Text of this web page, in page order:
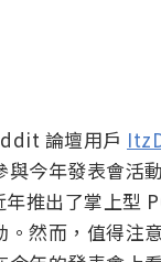
論壇用戶
與今年發表會活
推出了掌上型
。然而，值得注